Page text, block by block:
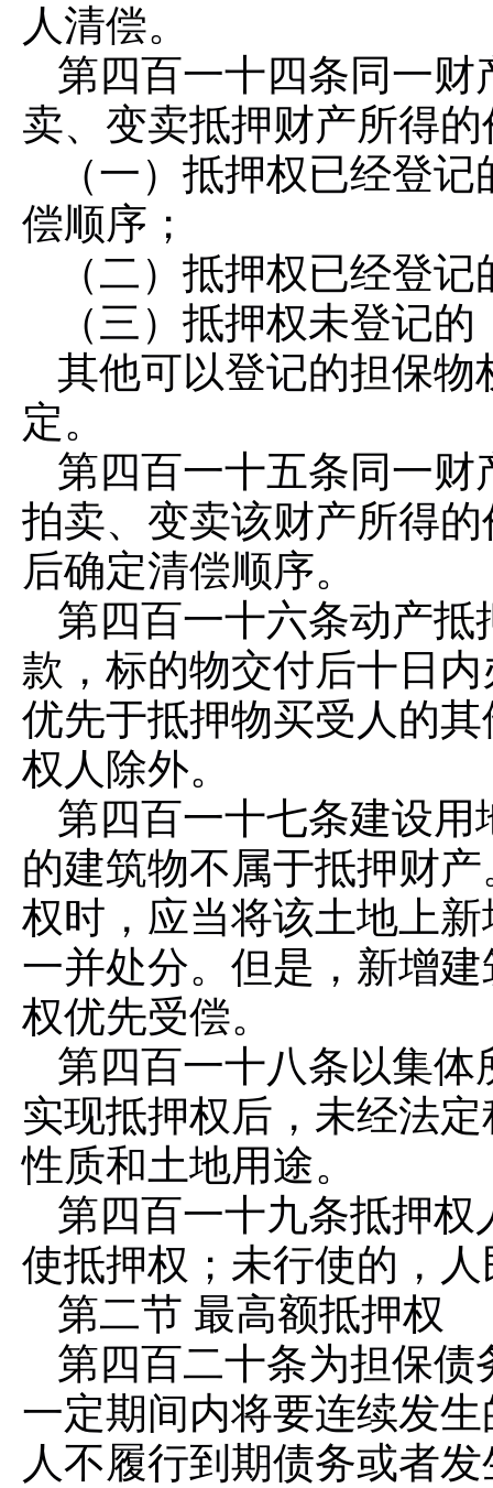
人清偿。
第四百一十四条同一财
卖、变卖抵押财产所得
（一）抵押权已经登
偿顺序；
（二）抵押权已经登
（三）抵押权未登记
其他可以登记的担保
定。
第四百一十五条同一财
拍卖、变卖该财产所得
后确定清偿顺序。
第四百一十六条动产抵
款，标的物交付后十日
优先于抵押物买受人的
权人除外。
第四百一十七条建设用
的建筑物不属于抵押财
权时，应当将该土地上
一并处分。但是，新增
权优先受偿。
第四百一十八条以集体
实现抵押权后，未经法
性质和土地用途。
第四百一十九条抵押权
使抵押权；未行使的，
第二节 最高额抵押权
第四百二十条为担保债
一定期间内将要连续发
人不履行到期债务或者